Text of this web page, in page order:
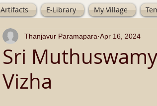
Artifacts E-Library My Village
Sri
Vizha
Thanjavur Paramapara Apr 16, 2024